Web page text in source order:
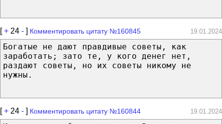
[+ 24 - ] Комментировать цитату №160845 19.01.2024
Богатые не дают правдивые советы, как
заработать; зато те, у кого денег нет,
раздают советы, но их советы никому не
нужны.
[+ 24 - ] Комментировать цитату №160844 19.01.2024